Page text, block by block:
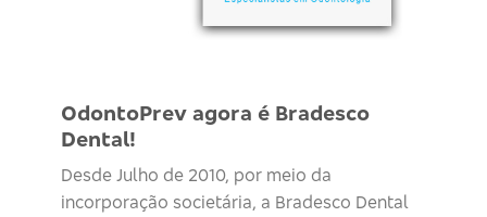
OdontoPrev agora é Bradesco
Dental!
Desde Julho de 2010, por meio da
incorporação societária, a Bradesco Dental